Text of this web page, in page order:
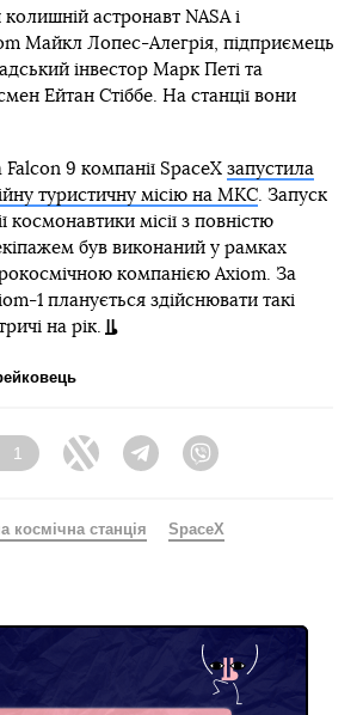
астронавт NASA і
Майкл Лопес-Алегрія, підприємець
інвестор Марк Петі та
Ейтан Стіббе. На станції вони
Falcon 9 компанії SpaceX запустила
туристичну місію на МКС. Запуск
космонавтики місії з повністю
був виконаний у рамках
компанією Axiom. За
1 планується здійснювати такі
на рік.
Facebook
1
Twitter TelegramViber
космічна станція SpaceX